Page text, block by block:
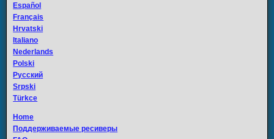
Español
Français
Hrvatski
Italiano
Nederlands
Polski
Русский
Srpski
Türkce
Home
Поддерживаемые ресиверы